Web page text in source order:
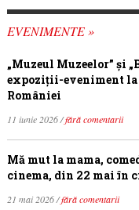
EVENIMENTE »
„Muzeul Muzeelor” și
expoziții-eveniment la
României
11 iunie 2026 /fără comentarii
Mă mut la mama,
cinema, din 22 mai în
21 mai 2026 /fără comentarii